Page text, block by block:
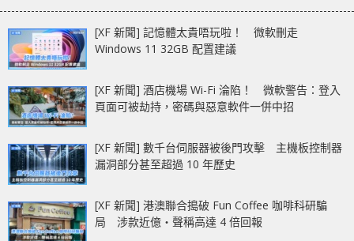
[XF 新聞] 記憶體太貴唔玩啦！ 微軟刪走
Windows 11 32GB 配置建議
[XF 新聞] 酒店機場 Wi-Fi 淪陷！ 微軟警告：登入
頁面可被劫持，密碼與惡意軟件一併中招
[XF 新聞] 數千台伺服器被後門攻擊 主機板控制器
漏洞部分甚至超過 10 年歷史
[XF 新聞] 港澳聯合搗破 Fun Coffee 咖啡科研騙
局 涉款近億‧聲稱高達 4 倍回報